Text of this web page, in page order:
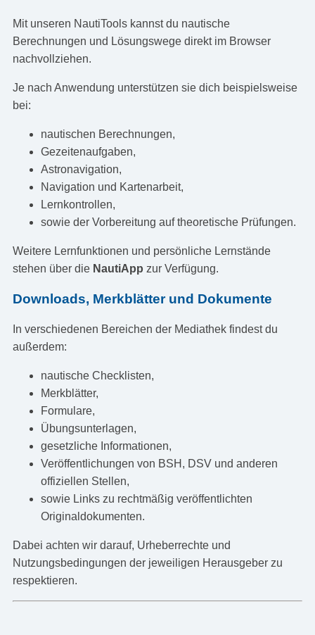
Mit unseren NautiTools kannst du nautische
Berechnungen und Lösungswege direkt im Browser
nachvollziehen.
Je nach Anwendung unterstützen sie dich beispielsweise
bei:
nautischen Berechnungen,
Gezeitenaufgaben,
Astronavigation,
Navigation und Kartenarbeit,
Lernkontrollen,
sowie der Vorbereitung auf theoretische Prüfungen.
Weitere Lernfunktionen und persönliche Lernstände
stehen über die NautiApp zur Verfügung.
Downloads, Merkblätter und Dokumente
In verschiedenen Bereichen der Mediathek findest du
außerdem:
nautische Checklisten,
Merkblätter,
Formulare,
Übungsunterlagen,
gesetzliche Informationen,
Veröffentlichungen von BSH, DSV und anderen
offiziellen Stellen,
sowie Links zu rechtmäßig veröffentlichten
Originaldokumenten.
Dabei achten wir darauf, Urheberrechte und
Nutzungsbedingungen der jeweiligen Herausgeber zu
respektieren.